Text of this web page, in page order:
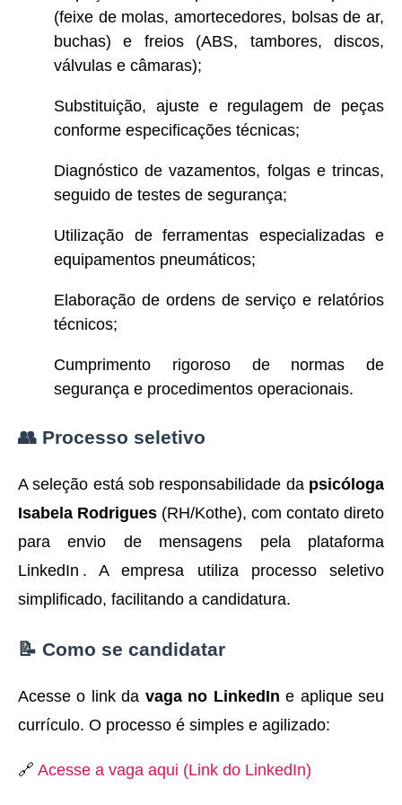
(feixe de molas, amortecedores, bolsas de ar,
buchas) e freios (ABS, tambores, discos,
válvulas e câmaras);
Substituição, ajuste e regulagem de peças
conforme especificações técnicas;
Diagnóstico de vazamentos, folgas e trincas,
seguido de testes de segurança;
Utilização de ferramentas especializadas e
equipamentos pneumáticos;
Elaboração de ordens de serviço e relatórios
técnicos;
Cumprimento rigoroso de normas de
segurança e procedimentos operacionais.
👥 Processo seletivo
A seleção está sob responsabilidade da psicóloga
Isabela Rodrigues (RH/Kothe), com contato direto
para envio de mensagens pela plataforma
LinkedIn .A empresa utiliza processo seletivo
simplificado, facilitando a candidatura.
📝 Como se candidatar
Acesse o link da vaga no LinkedIn e aplique seu
currículo. O processo é simples e agilizado:
🔗 Acesse a vaga aqui (Link do LinkedIn)